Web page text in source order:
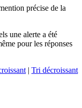
précise de la
une alerte a été
pour les réponses
| Tri décroissant